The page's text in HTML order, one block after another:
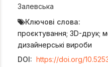
Залевська
Ключові слова:
проєктування; 3D-друк;
дизайнерські вироби
DOI: https://doi.org/